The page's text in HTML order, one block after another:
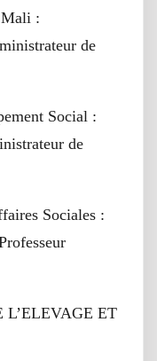
Mali :
de
Social :
de
Sociales :
ET